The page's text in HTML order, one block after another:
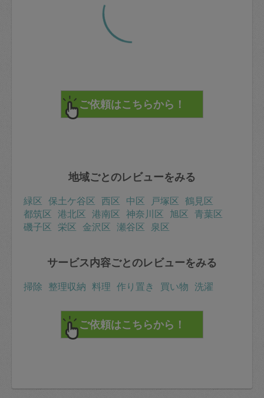
地域ごとのレビューをみる
緑区 保土ケ谷区 西区 中区 戸塚区 鶴見区
都筑区 港北区 港南区 神奈川区 旭区 青葉区
磯子区 栄区 金沢区 瀬谷区 泉区
サービス内容ごとのレビューをみる
掃除 整理収納 料理 作り置き 買い物 洗濯